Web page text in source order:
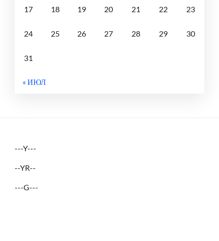
17 18 19 20 21 22 23
24 25 26 27 28 29 30
31
« ИЮЛ
---Y---
--YR--
---G---